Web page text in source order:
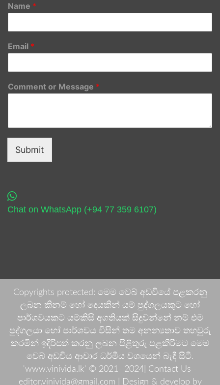
Name *
Email *
Comment or Message *
Submit
Chat on WhatsApp (+94 77 359 6107)
Copyrights protected: මෙම වෙබ් අඩවියේ පළකරනු
ලබන කිනම් හෝ දෙයකින් යම් පුද්ගලයකුට හෝ
පාර්ශවයකට යම්කිසි අගතියක් සිදුවන්නේ නම් එම
පුද්ගලයා හෝ පාර්ශවය විසින් තම අනන්‍යතාව තහවුරු
කරමින් ඉදිරිපත් කරනු ලබන පිළිතුරු පළකිරීමට මෙම
වෙබ් අඩවිය ආචාර ධර්මීය වශයෙන් බැඳී සිටී.
'www.vinivida.lk' © 2021- 2024| Contact Us -
editor.vinivida@gmail.com |
Design & develop by